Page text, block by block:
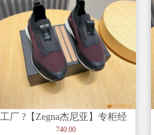
工厂 ?【Zegna杰尼亚】专柜经
典休闲鞋，以细节和创造力
740.00